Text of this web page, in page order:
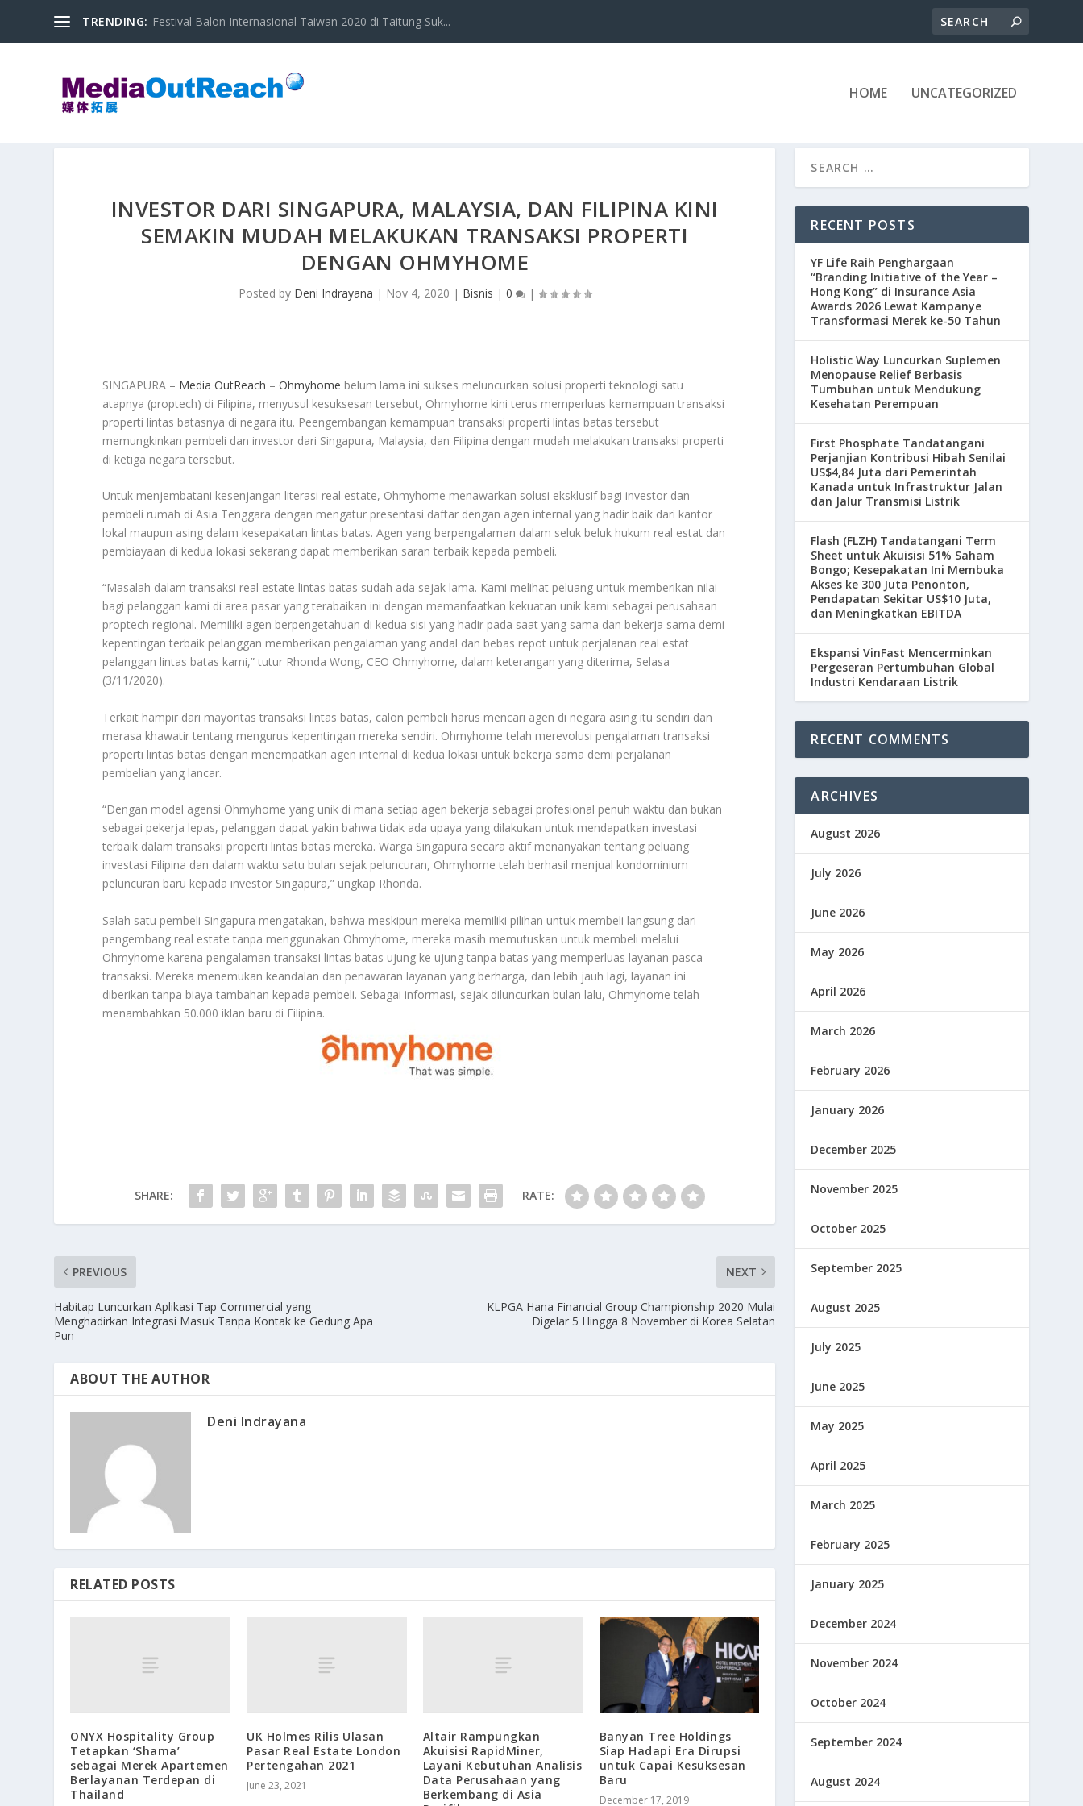
TRENDING: Festival Balon Internasional Taiwan 2020 di Taitung Suk...
HOME UNCATEGORIZED
INVESTOR DARI SINGAPURA, MALAYSIA, DAN FILIPINA KINI
SEMAKIN MUDAH MELAKUKAN TRANSAKSI PROPERTI
DENGAN OHMYHOME
Posted by Deni Indrayana | Nov 4, 2020 | Bisnis | 0 |
SINGAPURA – Media OutReach –Ohmyhome belum lama ini sukses meluncurkan solusi properti teknologi satu
atapnya (proptech) di Filipina, menyusul kesuksesan tersebut, Ohmyhome kini terus memperluas kemampuan transaksi
properti lintas batasnya di negara itu. Peengembangan kemampuan transaksi properti lintas batas tersebut
memungkinkan pembeli dan investor dari Singapura, Malaysia, dan Filipina dengan mudah melakukan transaksi properti
di ketiga negara tersebut.
Untuk menjembatani kesenjangan literasi real estate, Ohmyhome menawarkan solusi eksklusif bagi investor dan
pembeli rumah di Asia Tenggara dengan mengatur presentasi daftar dengan agen internal yang hadir baik dari kantor
lokal maupun asing dalam kesepakatan lintas batas. Agen yang berpengalaman dalam seluk beluk hukum real estat dan
pembiayaan di kedua lokasi sekarang dapat memberikan saran terbaik kepada pembeli.
“Masalah dalam transaksi real estate lintas batas sudah ada sejak lama. Kami melihat peluang untuk memberikan nilai
bagi pelanggan kami di area pasar yang terabaikan ini dengan memanfaatkan kekuatan unik kami sebagai perusahaan
proptech regional. Memiliki agen berpengetahuan di kedua sisi yang hadir pada saat yang sama dan bekerja sama demi
kepentingan terbaik pelanggan memberikan pengalaman yang andal dan bebas repot untuk perjalanan real estat
pelanggan lintas batas kami,” tutur Rhonda Wong, CEO Ohmyhome, dalam keterangan yang diterima, Selasa
(3/11/2020).
Terkait hampir dari mayoritas transaksi lintas batas, calon pembeli harus mencari agen di negara asing itu sendiri dan
merasa khawatir tentang mengurus kepentingan mereka sendiri. Ohmyhome telah merevolusi pengalaman transaksi
properti lintas batas dengan menempatkan agen internal di kedua lokasi untuk bekerja sama demi perjalanan
pembelian yang lancar.
“Dengan model agensi Ohmyhome yang unik di mana setiap agen bekerja sebagai profesional penuh waktu dan bukan
sebagai pekerja lepas, pelanggan dapat yakin bahwa tidak ada upaya yang dilakukan untuk mendapatkan investasi
terbaik dalam transaksi properti lintas batas mereka. Warga Singapura secara aktif menanyakan tentang peluang
investasi Filipina dan dalam waktu satu bulan sejak peluncuran, Ohmyhome telah berhasil menjual kondominium
peluncuran baru kepada investor Singapura,” ungkap Rhonda.
Salah satu pembeli Singapura mengatakan, bahwa meskipun mereka memiliki pilihan untuk membeli langsung dari
pengembang real estate tanpa menggunakan Ohmyhome, mereka masih memutuskan untuk membeli melalui
Ohmyhome karena pengalaman transaksi lintas batas ujung ke ujung tanpa batas yang memperluas layanan pasca
transaksi. Mereka menemukan keandalan dan penawaran layanan yang berharga, dan lebih jauh lagi, layanan ini
diberikan tanpa biaya tambahan kepada pembeli. Sebagai informasi, sejak diluncurkan bulan lalu, Ohmyhome telah
menambahkan 50.000 iklan baru di Filipina.
SHARE: RATE:
PREVIOUS
Habitap Luncurkan Aplikasi Tap Commercial yang
Menghadirkan Integrasi Masuk Tanpa Kontak ke Gedung Apa
Pun
NEXT
KLPGA Hana Financial Group Championship 2020 Mulai
Digelar 5 Hingga 8 November di Korea Selatan
ABOUT THE AUTHOR
Deni Indrayana
RELATED POSTS
ONYX Hospitality Group
Tetapkan ‘Shama’
sebagai Merek Apartemen
Berlayanan Terdepan di
Thailand
UK Holmes Rilis Ulasan
Pasar Real Estate London
Pertengahan 2021
June 23, 2021
Altair Rampungkan
Akuisisi RapidMiner,
Layani Kebutuhan Analisis
Data Perusahaan yang
Berkembang di Asia
Banyan Tree Holdings
Siap Hadapi Era Dirupsi
untuk Capai Kesuksesan
Baru
December 17, 2019
RECENT POSTS
YF Life Raih Penghargaan
“Branding Initiative of the Year –
Hong Kong” di Insurance Asia
Awards 2026 Lewat Kampanye
Transformasi Merek ke-50 Tahun
Holistic Way Luncurkan Suplemen
Menopause Relief Berbasis
Tumbuhan untuk Mendukung
Kesehatan Perempuan
First Phosphate Tandatangani
Perjanjian Kontribusi Hibah Senilai
US$4,84 Juta dari Pemerintah
Kanada untuk Infrastruktur Jalan
dan Jalur Transmisi Listrik
Flash (FLZH) Tandatangani Term
Sheet untuk Akuisisi 51% Saham
Bongo; Kesepakatan Ini Membuka
Akses ke 300 Juta Penonton,
Pendapatan Sekitar US$10 Juta,
dan Meningkatkan EBITDA
Ekspansi VinFast Mencerminkan
Pergeseran Pertumbuhan Global
Industri Kendaraan Listrik
RECENT COMMENTS
ARCHIVES
August 2026
July 2026
June 2026
May 2026
April 2026
March 2026
February 2026
January 2026
December 2025
November 2025
October 2025
September 2025
August 2025
July 2025
June 2025
May 2025
April 2025
March 2025
February 2025
January 2025
December 2024
November 2024
October 2024
September 2024
August 2024